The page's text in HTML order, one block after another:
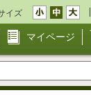
イズ
マイページ